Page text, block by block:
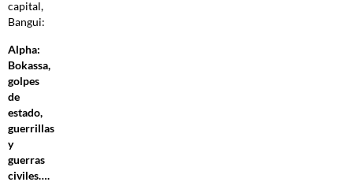
capital,
Bangui:
Alpha:
Bokassa,
golpes
de
estado,
guerrillas
y
guerras
civiles….